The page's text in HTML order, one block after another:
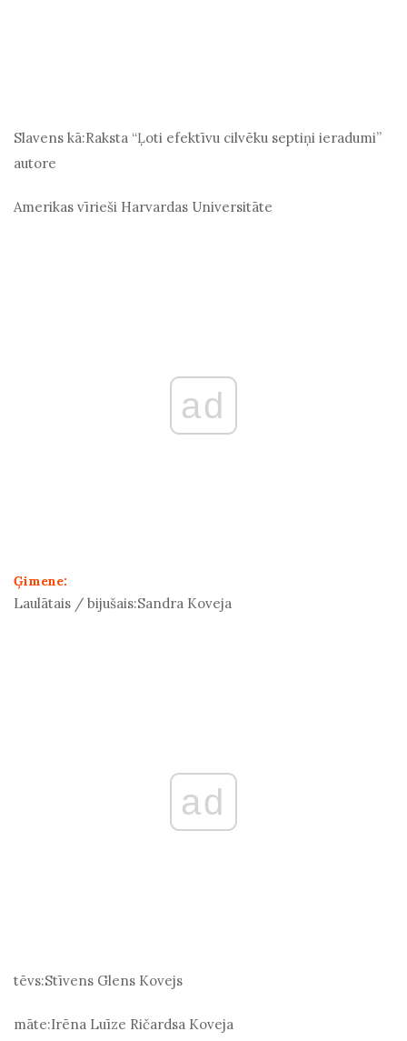
Slavens kā:Raksta “Ļoti efektīvu cilvēku septiņi ieradumi”
autore
Amerikas vīrieši Harvardas Universitāte
ad
Ģimene:
Laulātais / bijušais:Sandra Koveja
ad
tēvs:Stīvens Glens Kovejs
māte:Irēna Luīze Ričardsa Koveja